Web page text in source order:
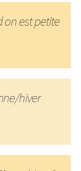
on est petite
hiver